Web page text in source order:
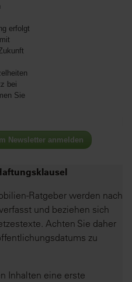
erfolgt
bei
Sie
Newsletter anmelden
Ratgeber werden nach
und beziehen sich
Achten Sie daher
zu
Inhalten eine erste